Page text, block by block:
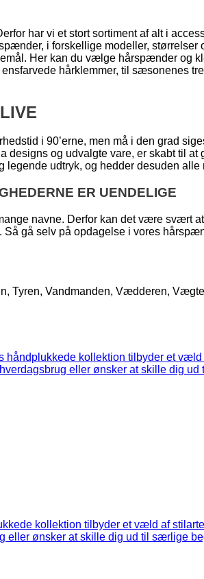
har vi et stort sortiment af alt i
i forskellige modeller, størrelser
Her kan du vælge hårspænder og
hårklemmer, til sæsonenes
i 90’erne, men må i den grad
og udvalgte vare, er skabt til
udtryk, og hedder desuden alle
ER UENDELIGE
navne. Derfor kan det være svært
gå selv på opdagelse i vores
Tyren, Vandmanden, Vædderen,